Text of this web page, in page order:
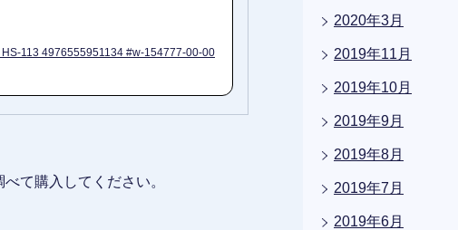
113 4976555951134 #w-154777-00-00
て購入してください。
2020年3月
2019年11月
2019年10月
2019年9月
2019年8月
2019年7月
2019年6月